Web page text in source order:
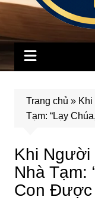
Trang chủ »
Tạm: “Lạy
Khi Người
Nhà Tạm:
Con Được